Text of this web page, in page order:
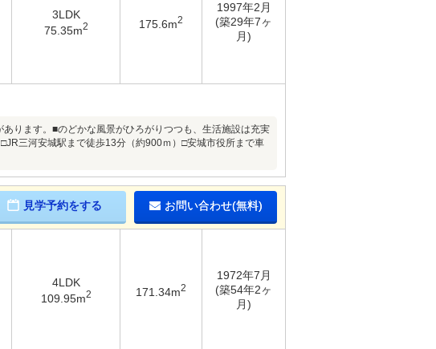
3LDK
75.35m2 175.6m2
1997年2月
(築29年7ヶ
月)
ります。■のどかな風景がひろがりつつも、生活施設は充実
三河安城駅まで徒歩13分（約900ｍ）□安城市役所まで車
見学予約をする お問い合わせ(無料)
4LDK
109.95m2 171.34m2
1972年7月
(築54年2ヶ
月)